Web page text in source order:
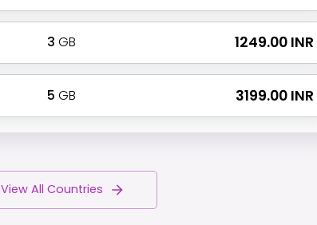
3 GB ₹ 1249.00 INR
5 GB ₹ 3199.00 INR
View All Countries